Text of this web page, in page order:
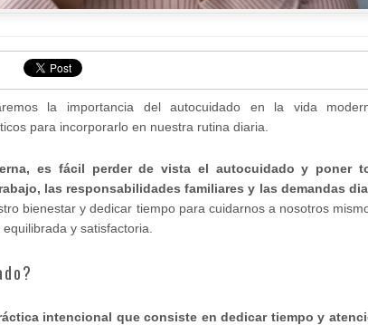
la importancia del autocuidado en la vida
para incorporarlo en nuestra rutina diaria.
es fácil perder de vista el autocuidado y poner
las responsabilidades familiares y las demandas
bienestar y dedicar tiempo para cuidarnos a nosotros
y satisfactoria.
intencional que consiste en dedicar tiempo y